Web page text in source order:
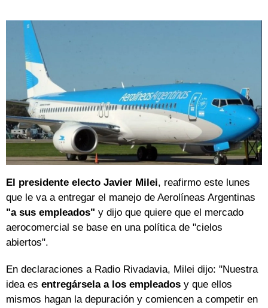
El presidente electo Javier Milei, reafirmo este lunes
que le va a entregar el manejo de Aerolíneas Argentinas
"a sus empleados" y dijo que quiere que el mercado
aerocomercial se base en una política de "cielos
abiertos".
En declaraciones a Radio Rivadavia, Milei dijo: "Nuestra
idea es entregársela a los empleados y que ellos
mismos hagan la depuración y comiencen a competir en